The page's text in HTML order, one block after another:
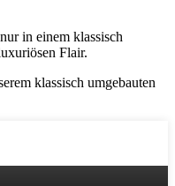
in einem klassisch
Flair.
klassisch umgebauten